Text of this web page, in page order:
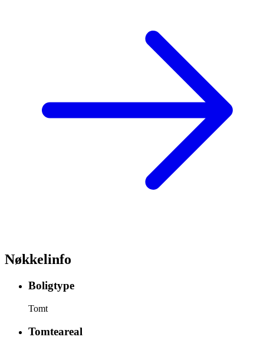
Nøkkelinfo
Boligtype
Tomt
Tomteareal